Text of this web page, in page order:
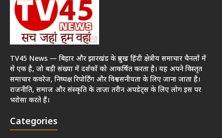
TV45 News — बिहार और झारखंड के प्रमुख हिंदी क्षेत्रीय समाचार चैनलों में
से एक है, जो बड़ी संख्या में दर्शकों को आकर्षित करता है। यह अपने विस्तृत
समाचार कवरेज, निष्पक्ष रिपोर्टिंग और विश्वसनीयता के लिए जाना जाता है।
राजनीति, समाज और संस्कृति के ताज़ा तरीन अपडेट्स के लिए लोग इस पर
भरोसा करते हैं।
Categories